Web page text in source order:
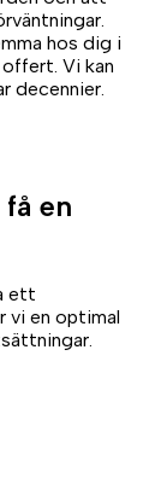
hos dig i
offert. Vi kan
decennier.
en
ett
vi en optimal